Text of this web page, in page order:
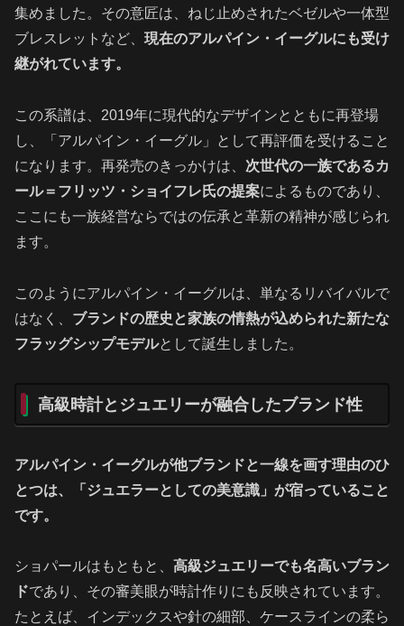
集めました。その意匠は、ねじ止めされたベゼルや一体型
ブレスレットなど、 現在のアルパイン・イーグルにも受け
継がれています。
この系譜は、2019年に現代的なデザインとともに再登場
し、「アルパイン・イーグル」として再評価を受けること
になります。再発売のきっかけは、 次世代の一族であるカ
ール＝フリッツ・ショイフレ氏の提案によるものであり、
ここにも一族経営ならではの伝承と革新の精神が感じられ
ます。
このようにアルパイン・イーグルは、単なるリバイバルで
はなく、 ブランドの歴史と家族の情熱が込められた新たな
フラッグシップモデルとして誕生しました。
高級時計とジュエリーが融合したブランド性
アルパイン・イーグルが他ブランドと一線を画す理由のひ
とつは、「ジュエラーとしての美意識」が宿っていること
です。
ショパールはもともと、 高級ジュエリーでも名高いブラン
ドであり、その審美眼が時計作りにも反映されています。
たとえば、インデックスや針の細部、ケースラインの柔ら